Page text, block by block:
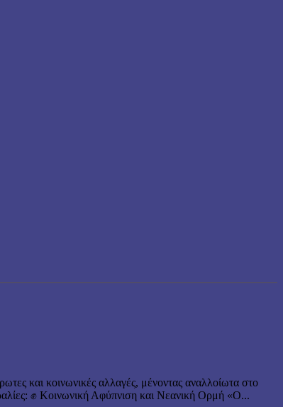
και κοινωνικές αλλαγές, μένοντας αναλλοίωτα στο
✊ Κοινωνική Αφύπνιση και Νεανική Ορμή «Ο...